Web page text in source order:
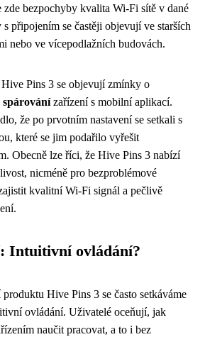
bezpochyby kvalita Wi-Fi sítě v dané
připojením se častěji objevují ve starších
nebo ve vícepodlažních budovách.
Pins 3 se objevují zmínky o
spárovánízařízení s mobilní aplikací.
že po prvotním nastavení se setkali s
které se jim podařilo vyřešit
Obecně lze říci, že Hive Pins 3 nabízí
nicméně pro bezproblémové
kvalitní Wi-Fi signál a pečlivě
Intuitivní ovládání?
Hive Pins 3 se často setkáváme
ovládání. Uživatelé oceňují, jak
naučit pracovat, a to i bez